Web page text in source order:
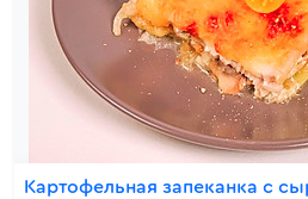
Картофельная запеканка с